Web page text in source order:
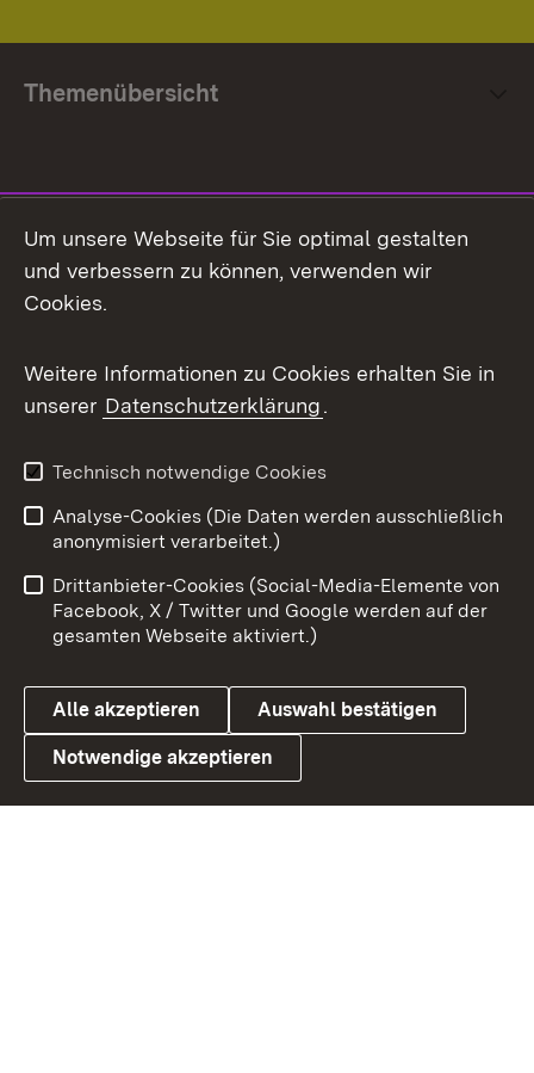
Themenübersicht
Facebook
X / Twitter
Youtube
Link zum Landesportal
Impressum
Kontakt
Barrierefreiheit
Datenschutz
Cookies
Um unsere Webseite für Sie optimal gestalten
und verbessern zu können, verwenden wir
Cookies.
Weitere Informationen zu Cookies erhalten Sie in
unserer Datenschutzerklärung.
Technisch notwendige Cookies
Analyse-Cookies (Die Daten werden ausschließlich
anonymisiert verarbeitet.)
Drittanbieter-Cookies (Social-Media-Elemente von
Facebook, X / Twitter und Google werden auf der
gesamten Webseite aktiviert.)
Alle akzeptieren Auswahl bestätigen
Notwendige akzeptieren